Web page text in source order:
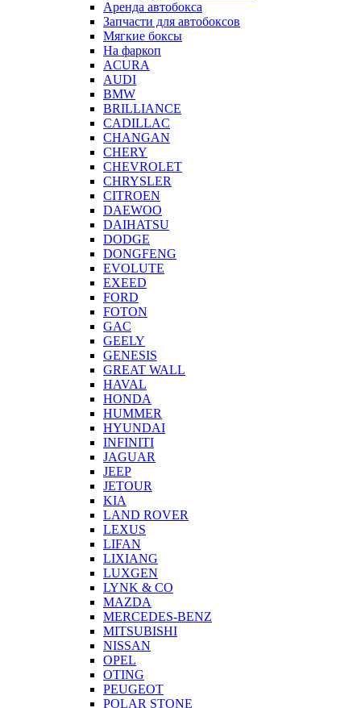
Аренда автобокса
Запчасти для автобоксов
Мягкие боксы
На фаркоп
ACURA
AUDI
BMW
BRILLIANCE
CADILLAC
CHANGAN
CHERY
CHEVROLET
CHRYSLER
CITROEN
DAEWOO
DAIHATSU
DODGE
DONGFENG
EVOLUTE
EXEED
FORD
FOTON
GAC
GEELY
GENESIS
GREAT WALL
HAVAL
HONDA
HUMMER
HYUNDAI
INFINITI
JAGUAR
JEEP
JETOUR
KIA
LAND ROVER
LEXUS
LIFAN
LIXIANG
LUXGEN
LYNK & CO
MAZDA
MERCEDES-BENZ
MITSUBISHI
NISSAN
OPEL
OTING
PEUGEOT
POLAR STONE